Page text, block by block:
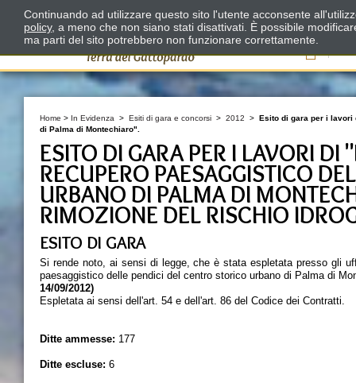
Il
Home > In Evidenza > Esiti di gara e concorsi > 2012 > Esito di gara per i lavori
di Palma di Montechiaro".
ESITO DI GARA PER I LAVORI
RECUPERO PAESAGGISTICO
URBANO DI PALMA DI
RIMOZIONE DEL RISCHIO
ESITO DI GARA
Si rende noto, ai sensi di legge, che è stata espletata presso gli
paesaggistico delle pendici del centro storico urbano di Palma di
14/09/2012)
Espletata ai sensi dell'art. 54 e dell'art. 86 del Codice dei Contratti.
Ditte ammesse: 177
Ditte escluse: 6
Continuando ad utilizzare questo sito l'utente acconsente
policy, a meno che non siano stati disattivati. È possibile
ma parti del sito potrebbero non funzionare correttamente.